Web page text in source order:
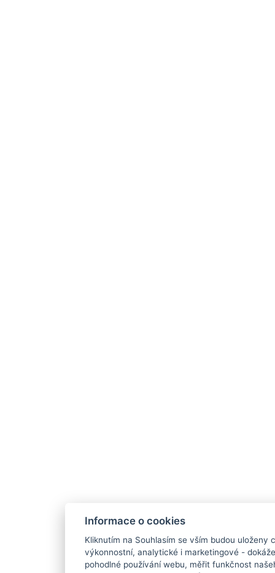
Informace o cookies
Kliknutím na Souhlasím se vším budou uloženy
výkonnostní, analytické i marketingové -
pohodlné používání webu, měřit funkčnost